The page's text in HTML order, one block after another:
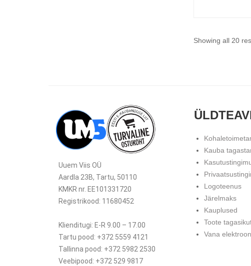
Showing all 20
Uuem Viis OÜ
Aardla 23B, Tartu, 50110
KMKR nr. EE101331720
Registrikood: 11680452
Klienditugi: E-R 9.00 – 17.00
Tartu pood: +372 5559 4121
Tallinna pood: +372 5982 2530
Veebipood: +372 529 9817
Kauba
Logoteenus
Järelmaks
Kauplused
Toote
Vana